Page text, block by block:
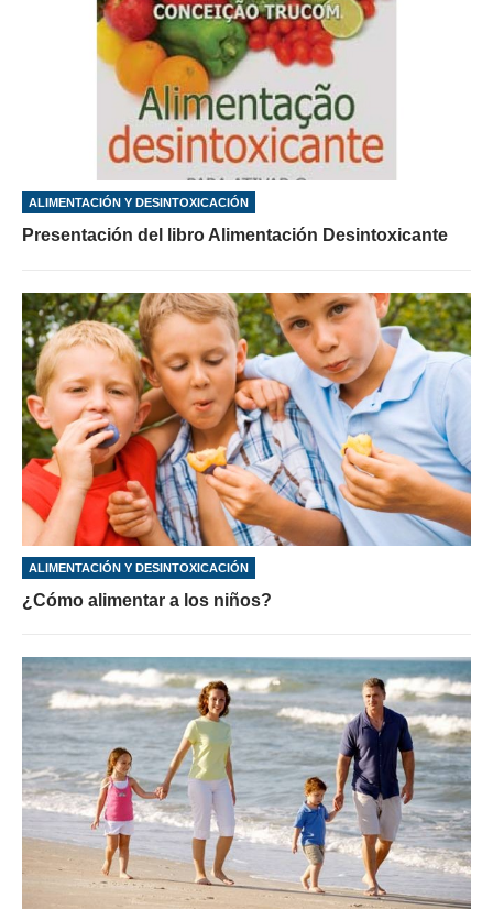
ALIMENTACIÓN Y DESINTOXICACIÓN
Presentación del libro Alimentación Desintoxicante
ALIMENTACIÓN Y DESINTOXICACIÓN
¿Cómo alimentar a los niños?